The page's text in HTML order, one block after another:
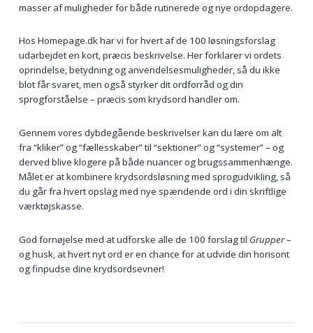
masser af muligheder for både rutinerede og nye ordopdagere.
Hos Homepage.dk har vi for hvert af de 100 løsningsforslag
udarbejdet en kort, præcis beskrivelse. Her forklarer vi ordets
oprindelse, betydning og anvendelsesmuligheder, så du ikke
blot får svaret, men også styrker dit ordforråd og din
sprogforståelse – præcis som krydsord handler om.
Gennem vores dybdegående beskrivelser kan du lære om alt
fra “kliker” og “fællesskaber” til “sektioner” og “systemer” – og
derved blive klogere på både nuancer og brugssammenhænge.
Målet er at kombinere krydsordsløsning med sprogudvikling, så
du går fra hvert opslag med nye spændende ord i din skriftlige
værktøjskasse.
God fornøjelse med at udforske alle de 100 forslag til Grupper–
og husk, at hvert nyt ord er en chance for at udvide din horisont
og finpudse dine krydsordsevner!